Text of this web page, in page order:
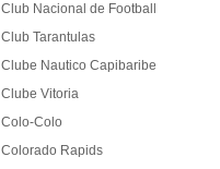
Club Nacional de Football
Club Tarantulas
Clube Nautico Capibaribe
Clube Vitoria
Colo-Colo
Colorado Rapids